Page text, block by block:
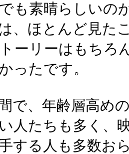
も素晴らしいの
、ほとんど見た
ーリーはもちろ
ったです。
で、年齢層高め
人たちも多く、
する人も多数お